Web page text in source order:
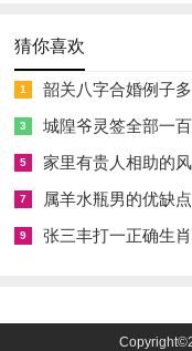
东，生肖属猪者宜避之
至十三时为佳。
丙午添土忌避冲刑之辨
流年丙午，午午自刑主
命之年值太岁，又兼自
择日，午火旺盛之年属
猜你喜欢
1 韶关八字合婚例子多吗 韶关八字
3 城隍爷灵签全部一百签 城隍爷灵签解
5 家里有贵人相助的风水 家里有贵人是什
7 属羊水瓶男的优缺点 属羊水瓶座男生性格
9 张三丰打一正确生肖是什么意思 张三丰是